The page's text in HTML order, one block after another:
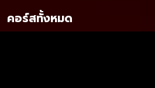
คอร์สทั้งหมด